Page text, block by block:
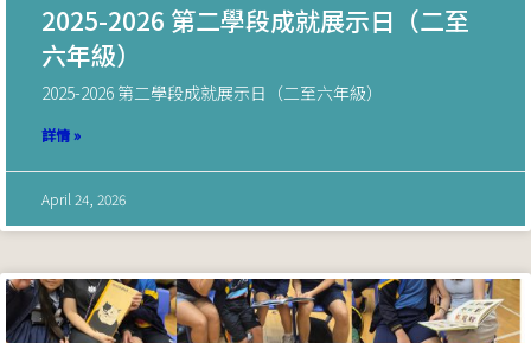
2025-2026 第二學段成就展示日（二至
六年級）
2025-2026 第二學段成就展示日（二至六年級）
詳情 »
April 24, 2026